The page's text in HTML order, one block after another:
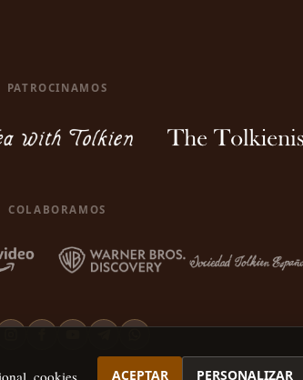
PATROCINAMOS
COLABORAMOS
cookies ACEPTAR PERSONALIZAR